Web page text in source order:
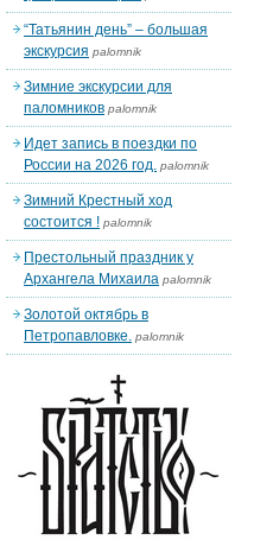
“Татьянин день” – большая
экскурсия palomnik
Зимние экскурсии для
паломников palomnik
Идет запись в поездки по
России на 2026 год. palomnik
Зимний Крестный ход
состоится ! palomnik
Престольный праздник у
Архангела Михаила palomnik
Золотой октябрь в
Петропавловке. palomnik